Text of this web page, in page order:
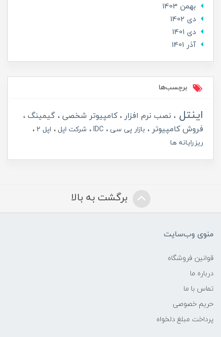
بهمن 1403
دی 1402
دی 1401
آذر 1401
برچسب‌ها
اینتل نصب نرم افزار کامپیوتر شخصی
گیمینگ
فروش کامپیوتر
بازار پی سی IDC شرکت اپل
اپل 2
ریزرایانه ها
برگشت به بالا
منوی وب‌سایت
قوانین فروشگاه
درباره ما
تماس با ما
حریم خصوصی
پرداخت مبلغ دلخواه